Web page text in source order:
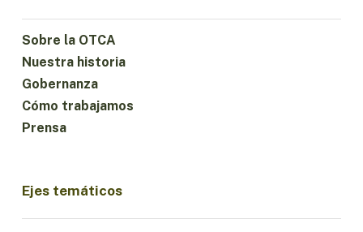
Sobre la OTCA
Nuestra historia
Gobernanza
Cómo trabajamos
Prensa
Ejes temáticos